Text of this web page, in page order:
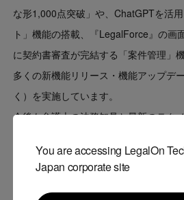
You are accessing LegalOn
Japan corporate site
な形1,000点突破」や、ChatGPTを活
ト」機能の搭載、『LegalForce』の画
に契約書審査が完結する「案件管理」
多くの新機能リリース・機能アップデ
く）を実施しています。
今後も弁護士の法務知見と最新のテク
発・提供を行ってまいります。